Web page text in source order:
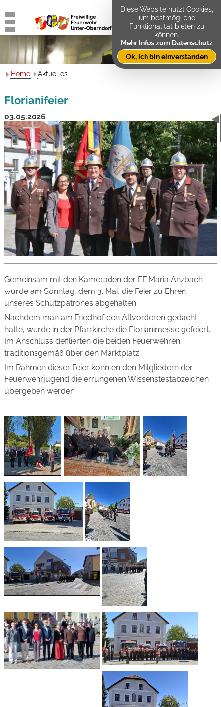
Home Aktuelles
Florianifeier
03.05.2026
Gemeinsam mit den Kameraden der FF Maria Anzbach
wurde am Sonntag, dem 3. Mai, die Feier zu Ehren
unseres Schutzpatrones abgehalten.
Nachdem man am Friedhof den Altvorderen gedacht
hatte, wurde in der Pfarrkirche die Florianimesse gefeiert.
Im Anschluss defilierten die beiden Feuerwehren
traditionsgemäß über den Marktplatz.
Im Rahmen dieser Feier konnten den Mitgliedern der
Feuerwehrjugend die errungenen Wissenstestabzeichen
übergeben werden.
Diese Website nutzt Cookies,
um bestmögliche
Funktionalität bieten zu
können.
Mehr Infos zum Datenschutz
Ok, ich bin einverstanden